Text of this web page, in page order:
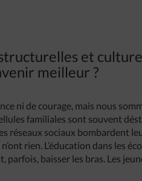
et
meilleur ?
ni de courage, mais nous
familiales sont souvent
réseaux sociaux bombardent
rien. L’éducation dans les
parfois, baisser les bras. Les